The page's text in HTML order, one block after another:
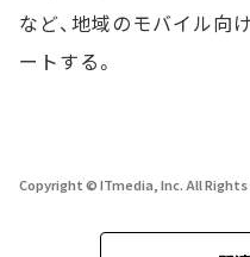
など、地域のモバイル向
ートする。
Copyright © ITmedia, Inc. All Rights